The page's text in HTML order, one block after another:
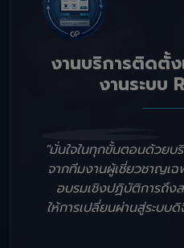
งานบริการติดตั้ง
งานระบบ
"มั่นใจในทุกขั้นตอนด้วย
จากทีมงานผู้เชี่ยวชาญเ
อบรมเชิงปฏิบัติการถึง
ให้การเปลี่ยนผ่านสู่ระบบ